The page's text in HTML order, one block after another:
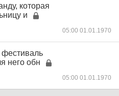
которая
и
05:00 01.01.1970
фестиваль
него обн
05:00 01.01.1970